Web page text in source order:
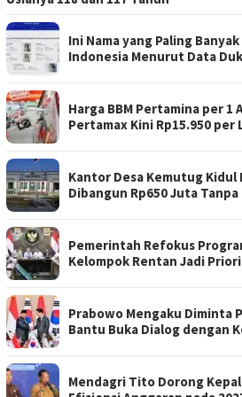
Ini Nama yang Paling
Indonesia Menurut Data
Harga BBM Pertamina per 1
Pertamax Kini Rp15.950 per
Kantor Desa Kemutug Kidul
Dibangun Rp650 Juta Tanpa
Pemerintah Refokus
Kelompok Rentan Jadi
Prabowo Mengaku Diminta
Bantu Buka Dialog dengan
Mendagri Tito Dorong